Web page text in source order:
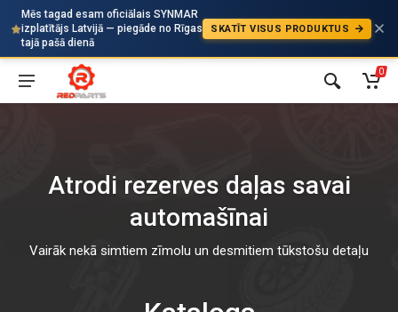
Mēs tagad esam oficiālais SYNMAR
izplatītājs Latvijā — piegāde no Rīgas
tajā pašā dienā
SKATĪT VISUS PRODUKTUS
Auto
0
Atrodi rezerves daļas savai
automašīnai
Vairāk nekā simtiem zīmolu un desmitiem tūkstošu detaļu